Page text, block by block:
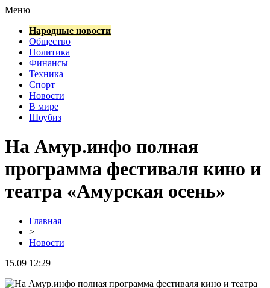
Меню
Народные новости
Общество
Политика
Финансы
Техника
Спорт
Новости
В мире
Шоубиз
На Амур.инфо полная
программа фестиваля кино и
театра «Амурская осень»
Главная
>
Новости
15.09 12:29